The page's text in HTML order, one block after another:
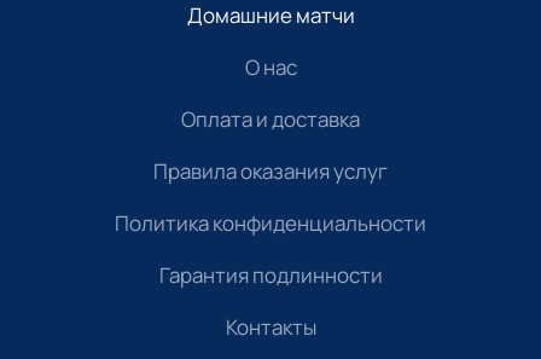
Домашние матчи
О нас
Оплата и доставка
Правила оказания услуг
Политика конфиденциальности
Гарантия подлинности
Контакты